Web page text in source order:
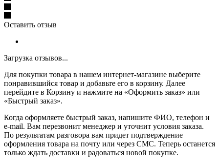
Оставить отзыв
Загрузка отзывов...
Для покупки товара в нашем интернет-магазине выберите
понравившийся товар и добавьте его в корзину. Далее
перейдите в Корзину и нажмите на «Оформить заказ» или
«Быстрый заказ».
Когда оформляете быстрый заказ, напишите ФИО, телефон и
e-mail. Вам перезвонит менеджер и уточнит условия заказа.
По результатам разговора вам придет подтверждение
оформления товара на почту или через СМС. Теперь останется
только ждать доставки и радоваться новой покупке.